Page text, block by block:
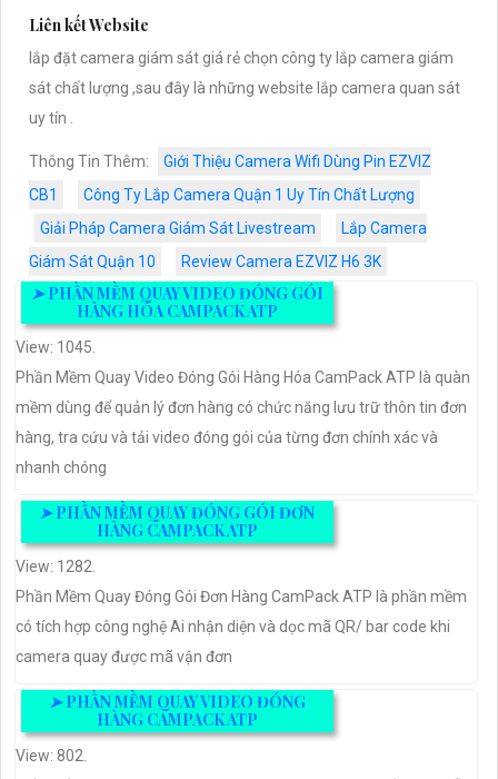
Liên kết Website
lắp đặt camera giám sát giá rẻ chọn công ty lắp camera giám
sát chất lượng ,sau đây là những website lắp camera quan sát
uy tín .
Thông Tin Thêm:
Giới Thiệu Camera Wifi Dùng Pin EZVIZ
CB1
Công Ty Lắp Camera Quận 1 Uy Tín Chất Lượng
Giải Pháp Camera Giám Sát Livestream
Lắp Camera
Giám Sát Quận 10
Review Camera EZVIZ H6 3K
➤PHẦN MỀM QUAY VIDEO ĐÓNG GÓI
HÀNG HÓA CAMPACK ATP
View: 1045.
Phần Mềm Quay Video Đóng Gói Hàng Hóa CamPack ATP là quàn
mềm dùng để quản lý đơn hàng có chức năng lưu trữ thôn tin đơn
hàng, tra cứu và tải video đóng gói của từng đơn chính xác và
nhanh chóng
➤PHẦN MỀM QUAY ĐÓNG GÓI ĐƠN
HÀNG CAMPACK ATP
View: 1282.
Phần Mềm Quay Đóng Gói Đơn Hàng CamPack ATP là phần mềm
có tích hợp công nghệ Ai nhận diện và dọc mã QR/ bar code khi
camera quay được mã vận đơn
➤PHẦN MỀM QUAY VIDEO ĐÓNG
HÀNG CAMPACK ATP
View: 802.